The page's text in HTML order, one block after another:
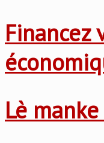
Financez
Lè